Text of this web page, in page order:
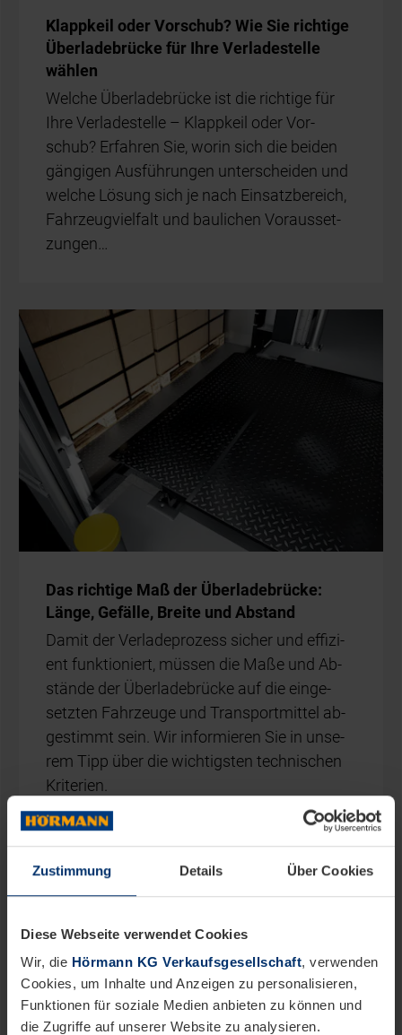
Zustimmung Details Über Cookies
Diese Webseite verwendet Cookies
Wir, die Hörmann KG Verkaufsgesellschaft, verwenden
Cookies, um Inhalte und Anzeigen zu personalisieren,
Funktionen für soziale Medien anbieten zu können und
die Zugriffe auf unserer Website zu analysieren.
Klapp­keil oder Vor­schub? Wie Sie rich­ti­ge
Über­la­de­brü­cke für Ihre Ver­la­de­stel­le
wäh­len
Wel­che Über­la­de­brü­cke ist die rich­ti­ge für
Ihre Ver­la­de­stel­le – Klapp­keil oder Vor­
schub? Er­fah­ren Sie, wor­in sich die bei­den
gän­gi­gen Aus­füh­run­gen un­ter­schei­den und
wel­che Lö­sung sich je nach Ein­satz­be­reich,
Fahr­zeug­viel­falt und bau­li­chen Vor­aus­set­
zun­gen…
Das rich­ti­ge Maß der Über­la­de­brü­cke:
Län­ge, Ge­fäl­le, Brei­te und Ab­stand
Da­mit der Ver­la­de­pro­zess si­cher und ef­fi­zi­
ent funk­tio­niert, müs­sen die Maße und Ab­
stän­de der Über­la­de­brü­cke auf die ein­ge­
setz­ten Fahr­zeu­ge und Trans­port­mit­tel ab­
ge­stimmt sein. Wir in­for­mie­ren Sie in un­se­
rem Tipp über die wich­tigs­ten tech­ni­schen
Kri­te­ri­en.